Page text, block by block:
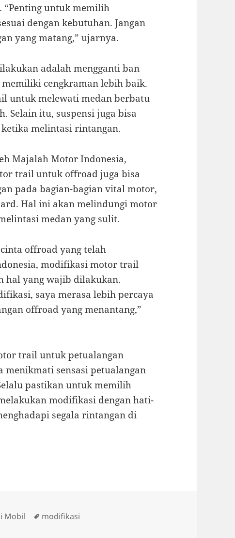
untuk memilih
dengan kebutuhan. Jangan
yang matang,” ujarnya.
adalah mengganti ban
cengkraman lebih baik.
untuk melewati medan berbatu
Selain itu, suspensi juga bisa
melintasi rintangan.
Majalah Motor Indonesia,
trail untuk offroad juga bisa
pada bagian-bagian vital motor,
Hal ini akan melindungi motor
medan yang sulit.
offroad yang telah
modifikasi motor trail
hal yang wajib dilakukan.
saya merasa lebih percaya
offroad yang menantang,”
trail untuk petualangan
menikmati sensasi petualangan
pastikan untuk memilih
modifikasi dengan hati-
segala rintangan di
Mobil Tags
modifikasi